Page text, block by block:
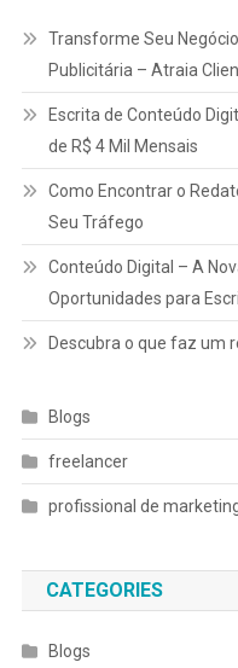
Transforme Seu
Publicitária – Atraia
Escrita de Conteúdo
de R$ 4 Mil Mensais
Como Encontrar o
Seu Tráfego
Conteúdo Digital – A
Oportunidades para
Descubra o que faz um
Blogs
freelancer
profissional de
CATEGORIES
Blogs